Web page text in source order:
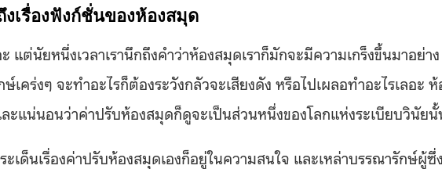
งเรื่องฟังก์ชั่นของห้องสมุด
ต่นัยหนึ่งเวลาเรานึกถึงคำว่าห้องสมุดเราก็มักจะมีความเกร็งขึ้นมาอย่าง
เคร่งๆ จะทำอะไรก็ต้องระวังกลัวจะเสียงดัง หรือไปเผลอทำอะไรเลอะ ห้
ะแน่นอนว่าค่าปรับห้องสมุดก็ดูจะเป็นส่วนหนึ่งของโลกแห่งระเบียบวินัย
เด็นเรื่องค่าปรับห้องสมุดเองก็อยู่ในความสนใจ และเหล่าบรรณารักษ์ผู้ซึ่ง